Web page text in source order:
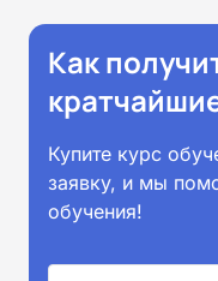
Как
Купите курс
заявку, и мы
обучения!